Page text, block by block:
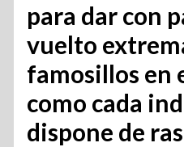
para dar con
vuelto
famosillos en
como cada
dispone de